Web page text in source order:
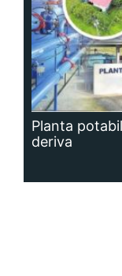
Planta
deriva